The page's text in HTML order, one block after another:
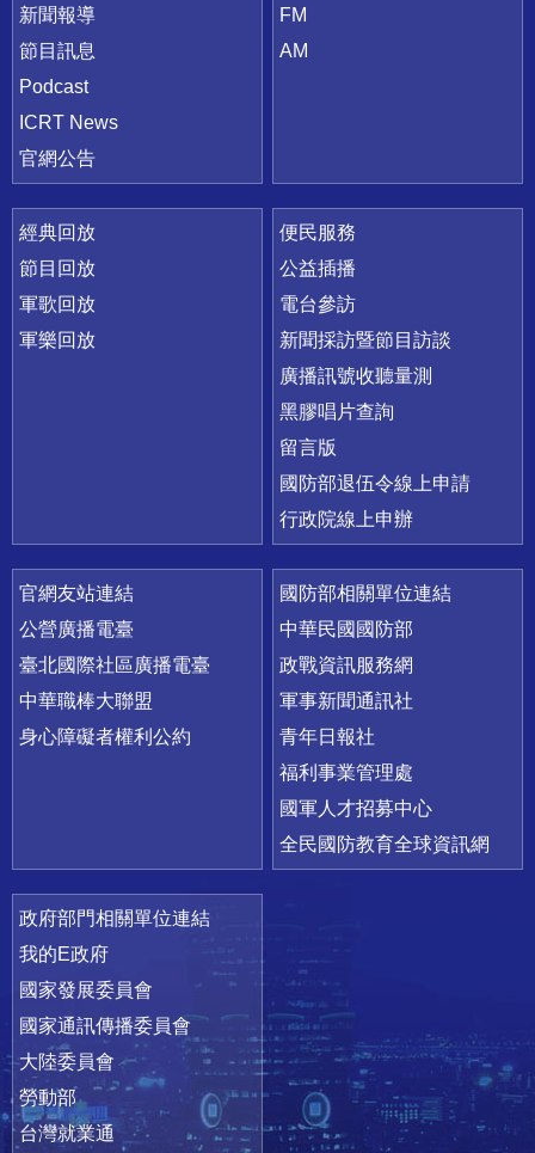
新聞報導
節目訊息
Podcast
ICRT News
官網公告
FM
AM
經典回放
節目回放
軍歌回放
軍樂回放
便民服務
公益插播
電台參訪
新聞採訪暨節目訪談
廣播訊號收聽量測
黑膠唱片查詢
留言版
國防部退伍令線上申請
行政院線上申辦
官網友站連結
公營廣播電臺
臺北國際社區廣播電臺
中華職棒大聯盟
身心障礙者權利公約
國防部相關單位連結
中華民國國防部
政戰資訊服務網
軍事新聞通訊社
青年日報社
福利事業管理處
國軍人才招募中心
全民國防教育全球資訊網
政府部門相關單位連結
我的E政府
國家發展委員會
國家通訊傳播委員會
大陸委員會
勞動部
台灣就業通